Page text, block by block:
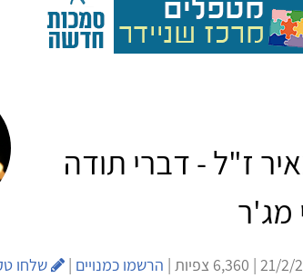
ז"ל - דברי תודה
מג'ר
הרשמו כמנויים |
שלחו